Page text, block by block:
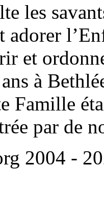
les
adorer
et
à
Famille
par de
2004 -